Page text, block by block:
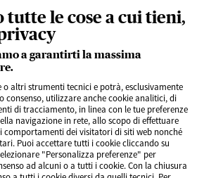
tutte le cose a cui tieni,
a garantirti la massima
o altri strumenti tecnici e potrà, esclusivamente
consenso, utilizzare anche cookie analitici, di
di tracciamento, in linea con le tue preferenze
navigazione in rete, allo scopo di effettuare
comportamenti dei visitatori di siti web nonché
Puoi accettare tutti i cookie cliccando su
"Personalizza preferenze" per
ad alcuni o a tutti i cookie. Con la chiusura